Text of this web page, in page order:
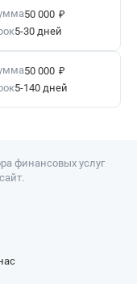
50 000 ₽
5-30 дней
50 000 ₽
5-140 дней
финансовых услуг